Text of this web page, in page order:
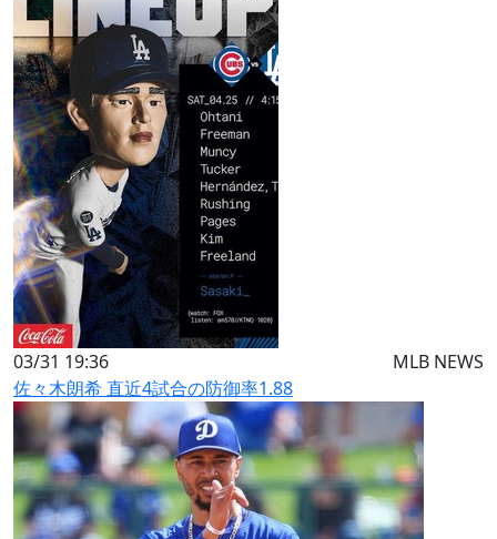
03/31 19:36
MLB NEWS
佐々木朗希 直近4試合の防御率1.88